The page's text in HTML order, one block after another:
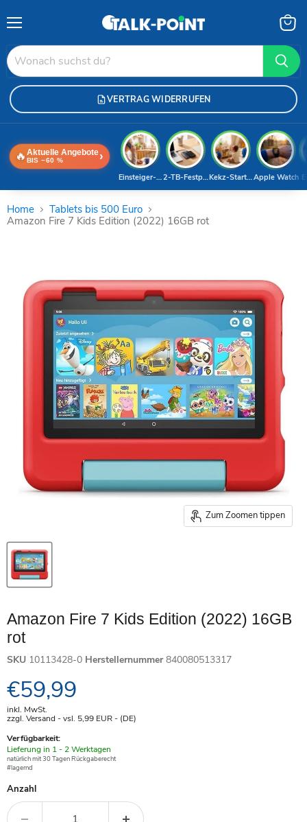
VERTRAG WIDERRUFEN
🔥 Aktuelle Angebote
BIS −60 % ›
Apple Watch
Kekz-Starterset
2-TB-Festplatte
Einsteiger-Handy
Home
Tablets bis 500 Euro
Amazon Fire 7 Kids Edition (2022) 16GB rot
Zum Zoomen tippen
Amazon Fire 7 Kids Edition (2022) 16GB
rot
SKU 10113428-0 Herstellernummer 840080513317
Aktueller Preis
€59,99
inkl. MwSt.
zzgl. Versand - vsl. 5,99 EUR- (DE)
Verfügbarkeit:
Verfügbar
-
Lieferung in 1 - 2 Werktagen
natürlich mit 30 Tagen Rückgaberecht
#lagernd
Anzahl